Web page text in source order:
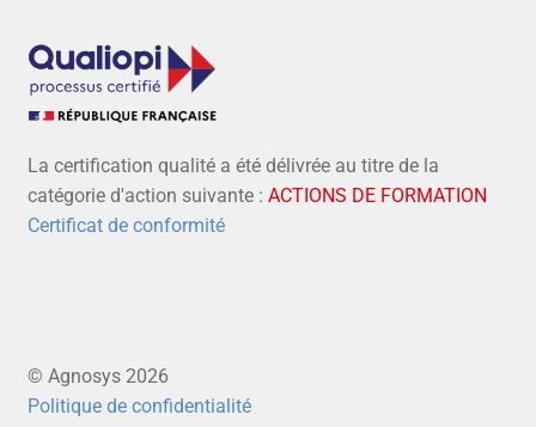
La certification qualité a été délivrée au titre de la
catégorie d'action suivante : ACTIONS DE FORMATION
Certificat de conformité
© Agnosys 2026
Politique de confidentialité